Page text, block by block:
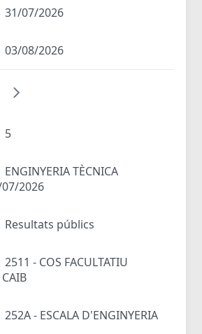
31/07/2026
03/08/2026
5
ENGINYERIA TÈCNICA
07/2026
Resultats públics
2511 - COS FACULTATIU
252A - ESCALA D'ENGINYERIA